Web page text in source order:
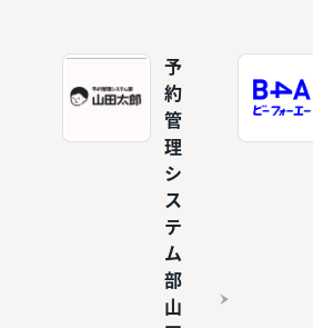
予
約
管
理
シ
ス
テ
ム
部
山